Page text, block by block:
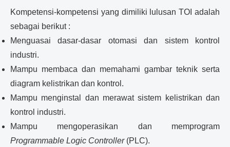
Kompetensi-kompetensi yang dimiliki lulusan TOI adalah
sebagai berikut :
Menguasai dasar-dasar otomasi dan sistem kontrol
industri.
Mampu membaca dan memahami gambar teknik serta
diagram kelistrikan dan kontrol.
Mampu menginstal dan merawat sistem kelistrikan dan
kontrol industri.
Mampu mengoperasikan dan memprogram
Programmable Logic Controller(PLC).